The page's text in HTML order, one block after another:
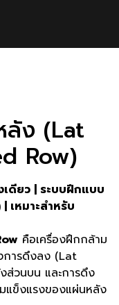
ลัง (Lat
Row)
ดียว | ระบบฝึกแบบ
หมาะสำหรับ
คือเครื่องฝึกกล้าม
การดึงลง (Lat
ส่วนบน และการดึง
แข็งแรงของแผ่นหลัง